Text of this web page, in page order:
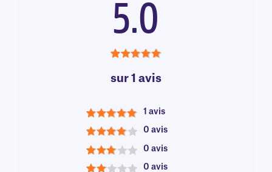
5.0
sur 1 avis
5
1 avis
4
0 avis
3
0 avis
0 avis